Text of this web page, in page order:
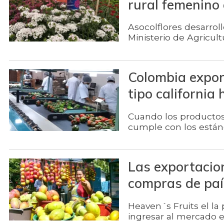
rural femenino
Asocolflores
Ministerio de
Colombia
tipo california
Cuando los
cumple con los
Las
compras de
Heaven´s Fruits el
ingresar al mercado